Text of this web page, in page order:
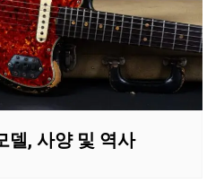
델, 사양 및 역사